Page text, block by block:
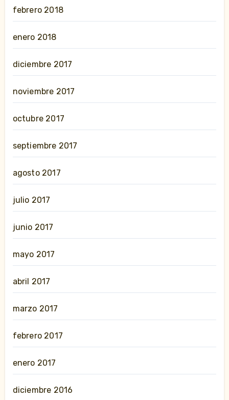
febrero 2018
enero 2018
diciembre 2017
noviembre 2017
octubre 2017
septiembre 2017
agosto 2017
julio 2017
junio 2017
mayo 2017
abril 2017
marzo 2017
febrero 2017
enero 2017
diciembre 2016